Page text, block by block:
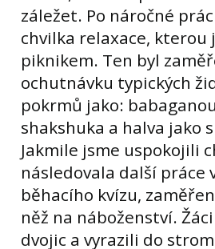
záležet. Po náročné
chvilka relaxace, kterou
piknikem. Ten byl
ochutnávku typických
pokrmů jako:
shakshuka a halva jako
Jakmile jsme uspokojili
následovala další práce
běhacího kvízu,
něž na náboženství.
dvojic a vyrazili do